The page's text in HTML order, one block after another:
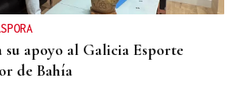
apoyo al Galicia Esporte
de Bahía